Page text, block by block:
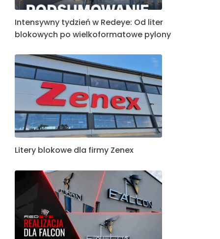
Intensywny tydzień w Redeye: Od liter
blokowych po wielkoformatowe pylony
Litery blokowe dla firmy Zenex